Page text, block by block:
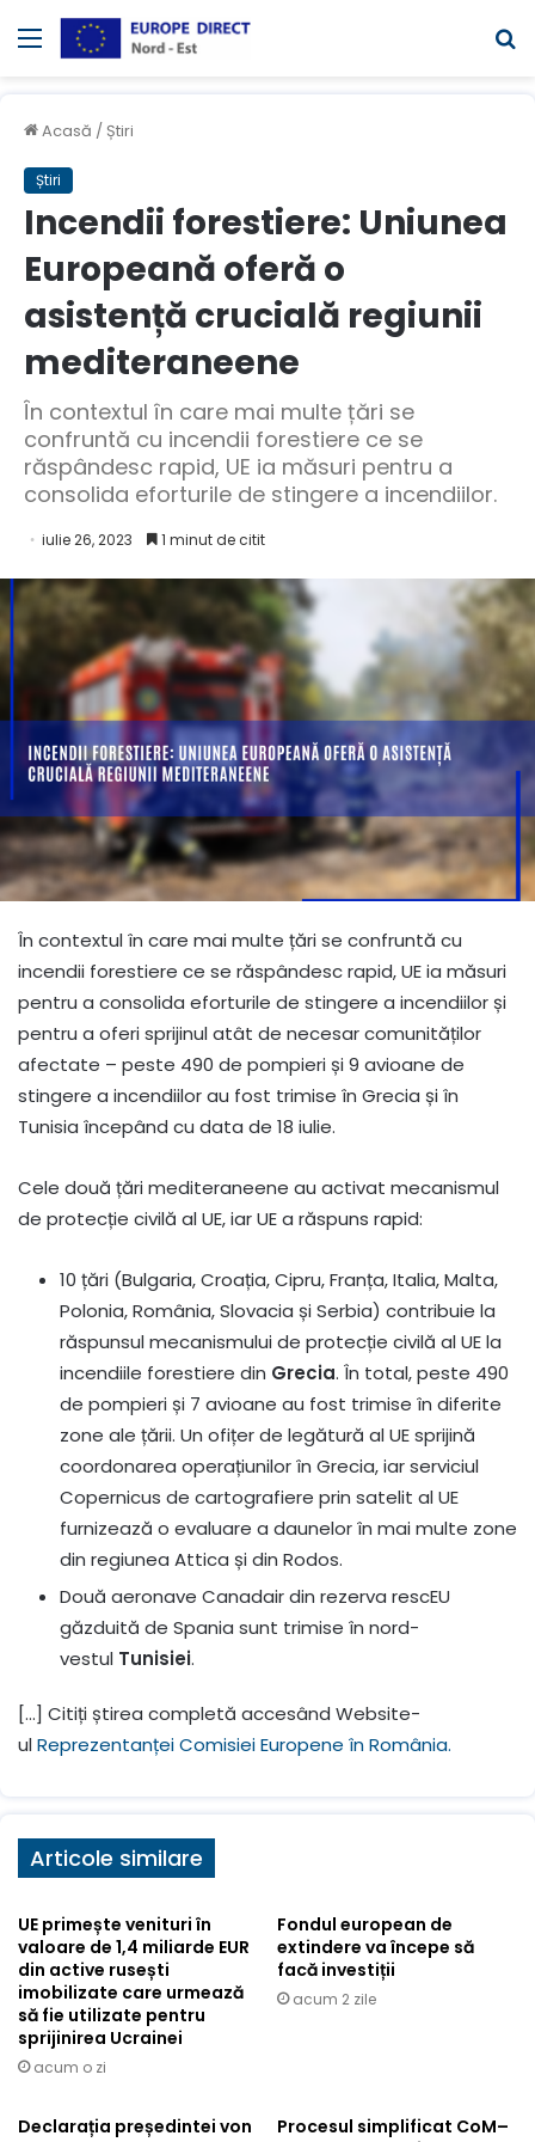
Meniul
Acasă / Știri
Știri
Incendii forestiere: Uniunea
Europeană oferă o
asistență crucială regiunii
mediteraneene
În contextul în care mai multe țări se
confruntă cu incendii forestiere ce se
răspândesc rapid, UE ia măsuri pentru a
consolida eforturile de stingere a incendiilor.
iulie 26, 2023 1 minut de citit
În contextul în care mai multe țări se confruntă cu
incendii forestiere ce se răspândesc rapid, UE ia măsuri
pentru a consolida eforturile de stingere a incendiilor și
pentru a oferi sprijinul atât de necesar comunităților
afectate – peste 490 de pompieri și 9 avioane de
stingere a incendiilor au fost trimise în Grecia și în
Tunisia începând cu data de 18 iulie.
Cele două țări mediteraneene au activat mecanismul
de protecție civilă al UE, iar UE a răspuns rapid:
10 țări (Bulgaria, Croația, Cipru, Franța, Italia, Malta,
Polonia, România, Slovacia și Serbia) contribuie la
răspunsul mecanismului de protecție civilă al UE la
incendiile forestiere din Grecia. În total, peste 490
de pompieri și 7 avioane au fost trimise în diferite
zone ale țării. Un ofițer de legătură al UE sprijină
coordonarea operațiunilor în Grecia, iar serviciul
Copernicus de cartografiere prin satelit al UE
furnizează o evaluare a daunelor în mai multe zone
din regiunea Attica și din Rodos.
Două aeronave Canadair din rezerva rescEU
găzduită de Spania sunt trimise în nord-
vestul Tunisiei.
[…] Citiți știrea completă accesând Website-
ulReprezentanței Comisiei Europene în România.
Articole similare
UE primește venituri în
valoare de 1,4 miliarde EUR
din active rusești
imobilizate care urmează
să fie utilizate pentru
sprijinirea Ucrainei
acum o zi
Fondul european de
extindere va începe să
facă investiții
acum 2 zile
Declarația președintei von
Procesul simplificat CoM–